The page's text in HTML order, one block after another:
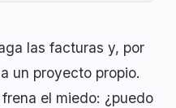
las facturas y, por
un proyecto propio.
el miedo: ¿puedo